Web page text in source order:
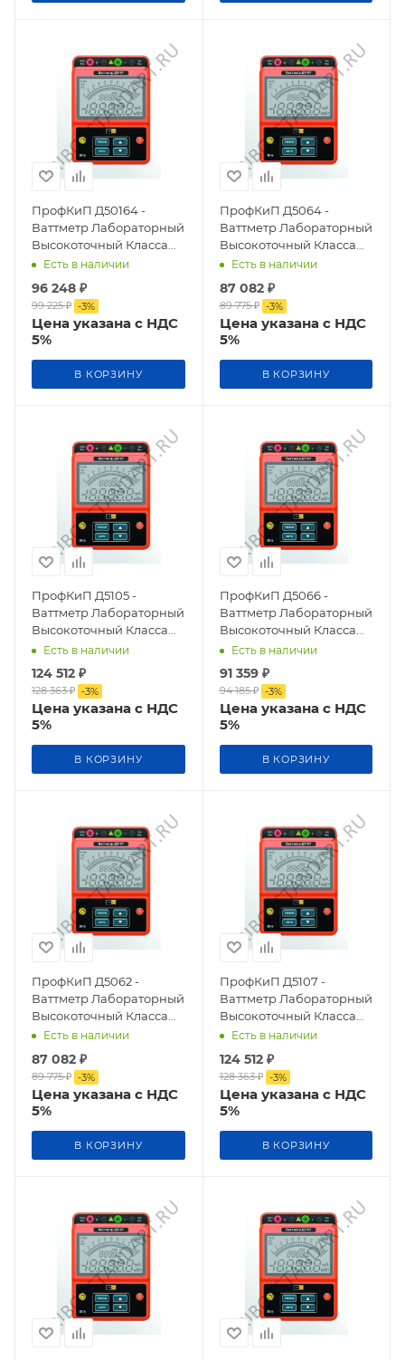
ПрофКиП Д50164 -
Ваттметр Лабораторный
Высокоточный Класса
Точности 0,2
Есть в наличии
96 248 ₽
99 225₽ -3%
Цена указана с НДС
5%
В КОРЗИНУ
ПрофКиП Д5064 -
Ваттметр Лабораторный
Высокоточный Класса
Точности 0,5
Есть в наличии
87 082₽
89 775₽ -3%
Цена указана с НДС
5%
В КОРЗИНУ
ПрофКиП Д5105 -
Ваттметр Лабораторный
Высокоточный Класса
Точности 0,1
Есть в наличии
124 512 ₽
128 363₽ -3%
Цена указана с НДС
5%
В КОРЗИНУ
ПрофКиП Д5066 -
Ваттметр Лабораторный
Высокоточный Класса
Точности 0,5
Есть в наличии
91 359₽
94 185₽ -3%
Цена указана с НДС
5%
В КОРЗИНУ
ПрофКиП Д5062 -
Ваттметр Лабораторный
Высокоточный Класса
Точности 0,5
Есть в наличии
87 082 ₽
89 775₽ -3%
Цена указана с НДС
5%
В КОРЗИНУ
ПрофКиП Д5107 -
Ваттметр Лабораторный
Высокоточный Класса
Точности 0,1
Есть в наличии
124 512₽
128 363₽ -3%
Цена указана с НДС
5%
В КОРЗИНУ